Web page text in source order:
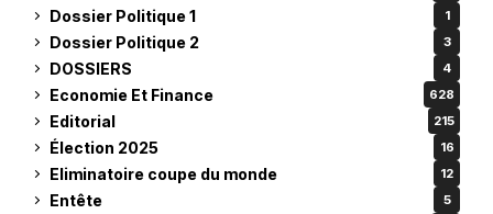
Dossier Politique 1 1
Dossier Politique 2 3
DOSSIERS 4
Economie Et Finance 628
Editorial 215
Élection 2025 16
Eliminatoire coupe du monde 12
Entête 5